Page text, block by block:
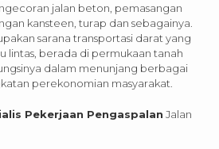
turap dan sebagainya.
sarana transportasi darat yang
lintas, berada di permukaan tanah
dalam menunjang berbagai
peningkatan perekonomian masyarakat.
Pekerjaan Pengaspalan Jalan